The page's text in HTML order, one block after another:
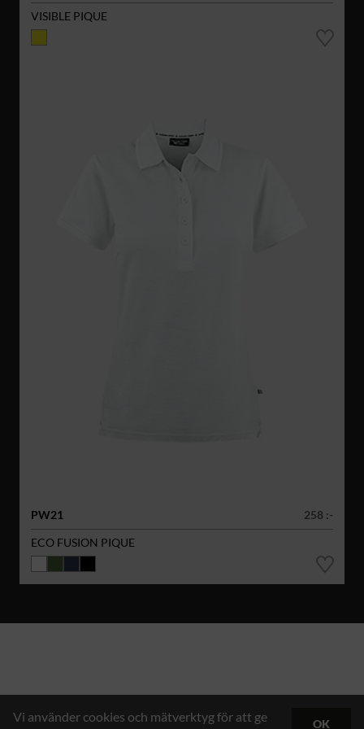
VISIBLE PIQUE
PW21
258 :-
ECO FUSION PIQUE
Vi använder cookies och mätverktyg för att ge
OK